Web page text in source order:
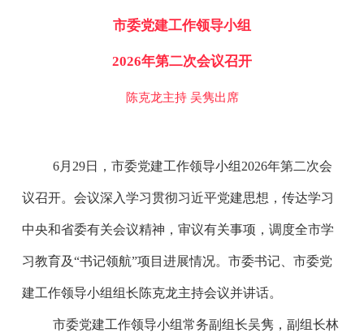
市委党建工作领导小组
2026年第二次会议召开
陈克龙主持 吴隽出席
6月29日，市委党建工作领导小组2026年第二次会
议召开。会议深入学习贯彻习近平党建思想，传达学习
中央和省委有关会议精神，审议有关事项，调度全市学
习教育及“书记领航”项目进展情况。市委书记、市委党
建工作领导小组组长陈克龙主持会议并讲话。
市委党建工作领导小组常务副组长吴隽，副组长林